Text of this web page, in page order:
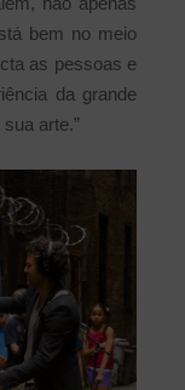
bem no meio
as pessoas e
da grande
arte.”